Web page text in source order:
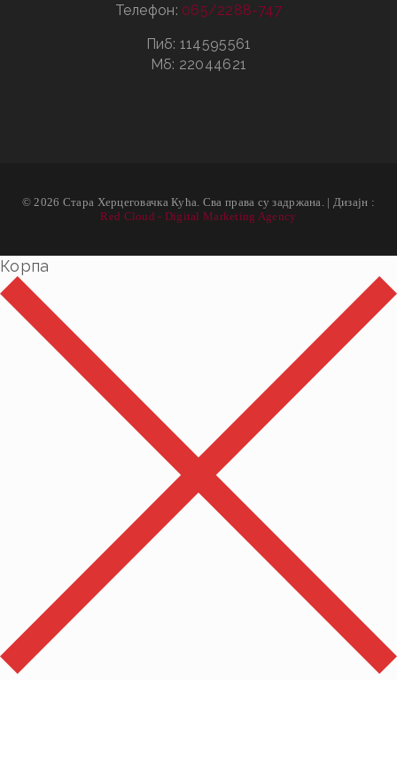
Телефон: 065/2288-747
Пиб: 114595561
Мб: 22044621
© 2026 Стара Херцеговачка Кућа. Сва права су задржана. | Дизајн :
Red Cloud - Digital Marketing Agency
Корпа